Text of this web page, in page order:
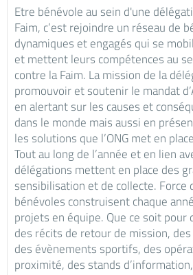
Etre bénévole au sein d'une
Faim, c’est rejoindre un réseau de
dynamiques et engagés qui se
et mettent leurs compétences au
contre la Faim. La mission de la
promouvoir et soutenir le mandat
en alertant sur les causes et
dans le monde mais aussi en
les solutions que l’ONG met en
Tout au long de l’année et en lien
délégations mettent en place des
sensibilisation et de collecte. Force
bénévoles construisent chaque
projets en équipe. Que ce soit pour
des récits de retour de mission,
des évènements sportifs, des
proximité, des stands